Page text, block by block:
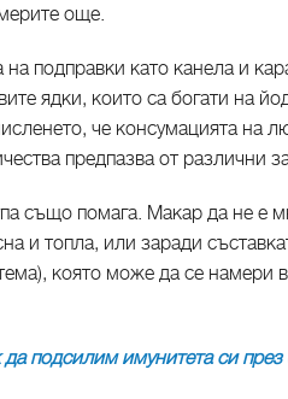
още.
на подправки като канела и
ядки, които са богати на
че консумацията на
предпазва от различни
също помага. Макар да не е
и топла, или заради
която може да се намери
да подсилим имунитета си през